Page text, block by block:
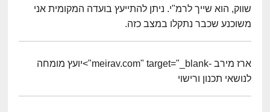
שווק, הוא שייך לרמ"י. ניתן להתייעץ בועדה המקומית אני
משוכנע שכבר נתקלו במצב כזה.
ארז מירב -meirav.com" target="_blank">יועץ מומחה
לנושאי תכנון ורישוי